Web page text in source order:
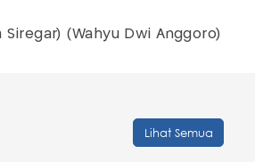
Siregar) (Wahyu Dwi Anggoro)
Lihat Semua